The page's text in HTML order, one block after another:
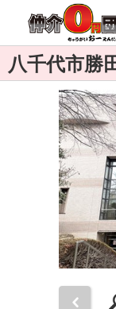
八千代市勝